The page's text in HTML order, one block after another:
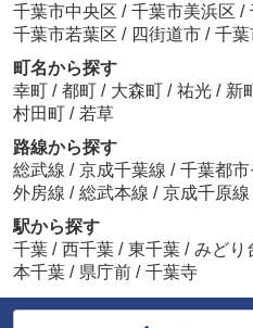
千葉市中央区 / 千葉市美浜区 /
千葉市若葉区 / 四街道市 / 千葉
町名から探す
幸町 / 都町 / 大森町 / 祐光 / 新
村田町 / 若草
路線から探す
総武線 / 京成千葉線 / 千葉都
外房線 / 総武本線 / 京成千原線
駅から探す
千葉 / 西千葉 / 東千葉 / みどり
本千葉 / 県庁前 / 千葉寺